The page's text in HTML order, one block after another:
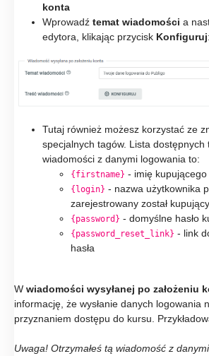
konta
Wprowadź temat wiadomości a
edytora, klikając przycisk Konfiguruj:
Tutaj również możesz korzystać ze
specjalnych tagów. Lista dostępnych
wiadomości z danymi logowania to:
{firstname} - imię kupującego
{login} - nazwa użytkownika
zarejestrowany został kupujący
{password} - domyślne hasło
{password_reset_link} - link
hasła
W wiadomości wysyłanej po założeniu
informację, że wysłanie danych logowania
przyznaniem dostępu do kursu.
Uwaga! Otrzymałeś tą wiadomość z